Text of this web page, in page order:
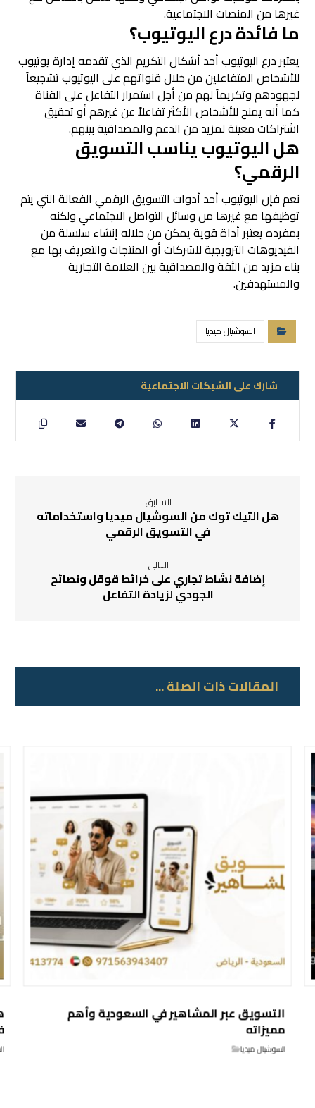
غيرها من المنصات الاجتماعية.
ما فائدة درع اليوتيوب؟
يعتبر درع اليوتيوب أحد أشكال التكريم الذي تقدمه إدارة يوتيوب
للأشخاص المتفاعلين من خلال قنواتهم على اليوتيوب تشجيعاً
لجهودهم وتكريماً لهم من أجل استمرار التفاعل على القناة
كما أنه يمنح للأشخاص الأكثر تفاعلاً عن غيرهم أو تحقيق
اشتراكات معينة لمزيد من الدعم والمصداقية بينهم.
هل اليوتيوب يناسب التسويق
الرقمي؟
نعم فإن اليوتيوب أحد أدوات التسويق الرقمي الفعالة التي يتم
توظيفها مع غيرها من وسائل التواصل الاجتماعي ولكنه
بمفرده يعتبر أداة قوية يمكن من خلاله إنشاء سلسلة من
الفيديوهات الترويجية للشركات أو المنتجات والتعريف بها مع
بناء مزيد من الثقة والمصداقية بين العلامة التجارية
والمستهدفين.
السوشيال ميديا
السابق
هل التيك توك من السوشيال ميديا واستخداماته
في التسويق الرقمي
التالى
إضافة نشاط تجاري على خرائط قوقل ونصائح
الجودي لزيادة التفاعل
المقالات ذات الصلة ...
التسويق عبر المشاهير في السعودية وأهم
مميزاته
السوشيال ميديا